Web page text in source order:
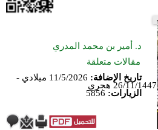
د. أمير بن محمد المدري
مقالات متعلقة
تاريخ الإضافة:
11/5/2026 ميلادي -
26/11/1447 هجري
الزيارات: 5856